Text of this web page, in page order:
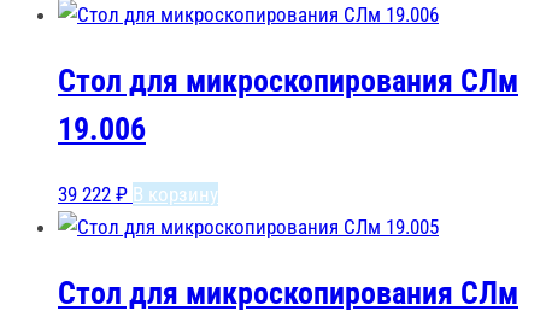
Стол для микроскопирования СЛм
19.006
39 222 ₽ В корзину
Стол для микроскопирования СЛм